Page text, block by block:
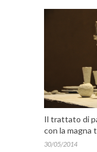
Il trattato di
con la magna
30/05/2014